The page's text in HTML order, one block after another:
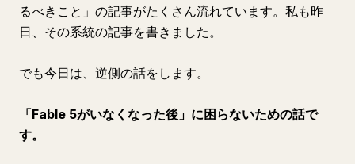
るべきこと」の記事がたくさん流れています。私も昨
日、その系統の記事を書きました。
でも今日は、逆側の話をします。
「Fable 5がいなくなった後」に困らないための話で
す。